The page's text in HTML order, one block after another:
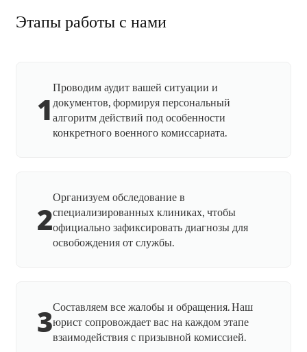
Этапы работы с нами
1
Проводим аудит вашей ситуации и
документов, формируя персональный
алгоритм действий под особенности
конкретного военного комиссариата.
2
Организуем обследование в
специализированных клиниках, чтобы
официально зафиксировать диагнозы для
освобождения от службы.
3Составляем все жалобы и обращения. Наш
юрист сопровождает вас на каждом этапе
взаимодействия с призывной комиссией.